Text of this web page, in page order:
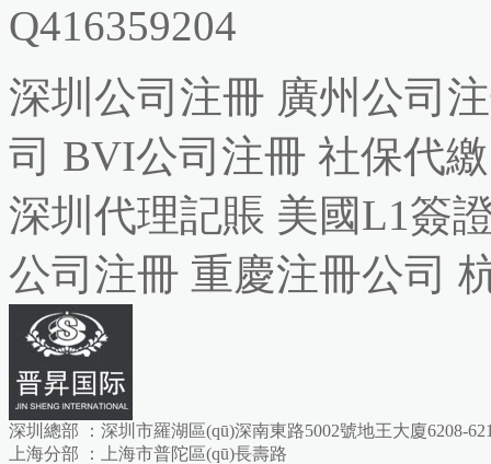
Q416359204
深圳公司注冊 廣州公司
司 BVI公司注冊 社保代繳
深圳代理記賬 美國L1簽
公司注冊 重慶注冊公司
深圳總部 ：深圳市羅湖區(qū)深南東路5002號地王大廈6208-
上海分部 ：上海市普陀區(qū)長壽路